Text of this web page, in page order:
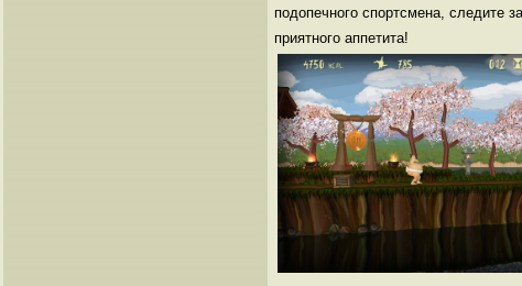
подопечного спортсмена, следите
приятного аппетита!